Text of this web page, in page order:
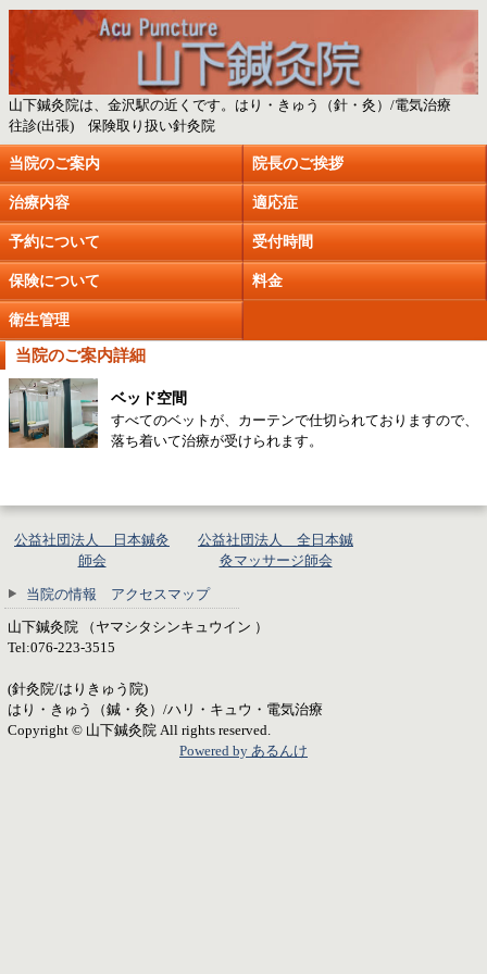
山下鍼灸院は、金沢駅の近くです。はり・きゅう（針・灸）/電気治療
往診(出張) 保険取り扱い針灸院
当院のご案内 院長のご挨拶
治療内容 適応症
予約について 受付時間
保険について 料金
衛生管理
当院のご案内詳細
ベッド空間
すべてのベットが、カーテンで仕切られておりますので、
落ち着いて治療が受けられます。
公益社団法人 日本鍼灸
師会
公益社団法人 全日本鍼
灸マッサージ師会
当院の情報 アクセスマップ
山下鍼灸院 （ヤマシタシンキュウイン ）
Tel:076-223-3515
(針灸院/はりきゅう院)
はり・きゅう（鍼・灸）/ハリ・キュウ・電気治療
Copyright © 山下鍼灸院 All rights reserved.
Powered by あるんけ